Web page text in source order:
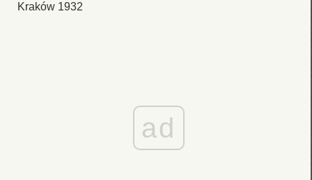
Kraków 1932
ad